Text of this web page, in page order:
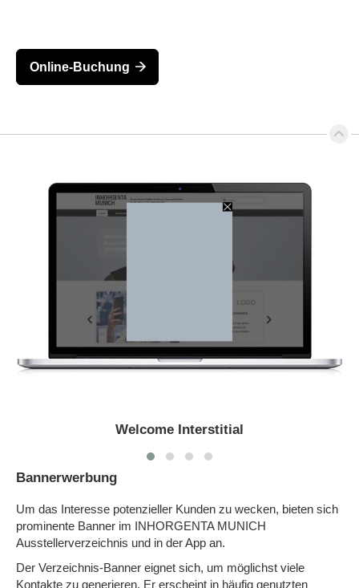
Online-Buchung
Welcome Interstitial
Bannerwerbung
Um das Interesse potenzieller Kunden zu wecken, bieten sich
prominente Banner im INHORGENTA MUNICH
Ausstellerverzeichnis und in der App an.
Der Verzeichnis-Banner eignet sich, um möglichst viele
Kontakte zu generieren. Er erscheint in häufig genutzten